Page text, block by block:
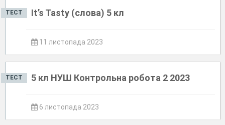
ТЕСТ It’s Tasty (слова) 5 кл
11 листопада 2023
ТЕСТ 5 кл НУШ Контрольна робота 2 2023
6 листопада 2023